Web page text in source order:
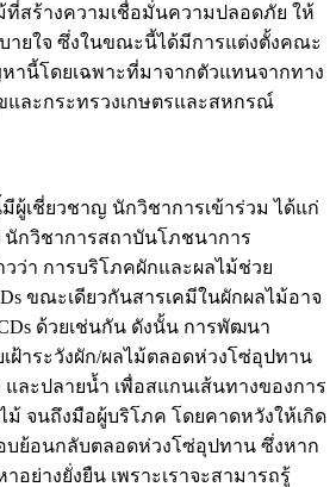
ที่สร้างความเชื่อมั่นความปลอดภัย ให้
ายใจ ซึ่งในขณะนี้ได้มีการแต่งตั้งคณะ
านี้โดยเฉพาะที่มาจากตัวแทนจากทาง
และกระทรวงเกษตรและสหกรณ์
ผู้เชี่ยวชาญ นักวิชาการเข้าร่วม ได้แก่
นักวิชาการสถาบันโภชนาการ
ว่า การบริโภคผักและผลไม้ช่วย
ขณะเดียวกันสารเคมีในผักผลไม้อาจ
ด้วยเช่นกัน ดังนั้น การพัฒนา
ฝ้าระวังผัก/ผลไม้ตลอดห่วงโซ่อุปทาน
ละปลายน้ำ เพื่อสแกนเส้นทางของการ
ม้ จนถึงมือผู้บริโภค โดยคาดหวังให้เกิด
บย้อนกลับตลอดห่วงโซ่อุปทาน ซึ่งหาก
อย่างยั่งยืน เพราะเราจะสามารถรู้